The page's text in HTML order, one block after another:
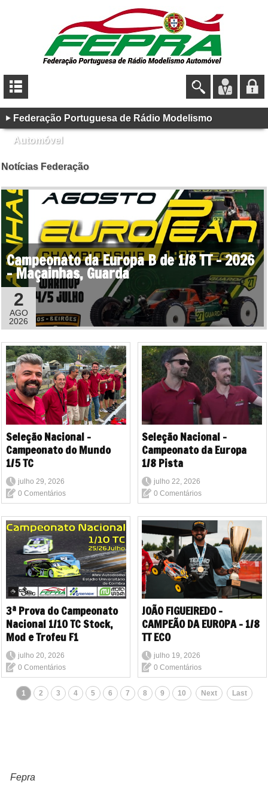
Federação Portuguesa de Rádio Modelismo
Automóvel
Notícias Federação
2
AGO
2026
Campeonato da Europa B de 1/8 TT - 2026
- Maçainhas, Guarda
Seleção Nacional -
Campeonato do Mundo
1/5 TC
julho 29, 2026
0 Comentários
Seleção Nacional -
Campeonato da Europa
1/8 Pista
julho 22, 2026
0 Comentários
3ª Prova do Campeonato
Nacional 1/10 TC Stock,
Mod e Trofeu F1
julho 20, 2026
0 Comentários
JOÃO FIGUEIREDO -
CAMPEÃO DA EUROPA - 1/8
TT ECO
julho 19, 2026
0 Comentários
1 2 3 4 5 6 7 8 9 10 Next Last
Fepra